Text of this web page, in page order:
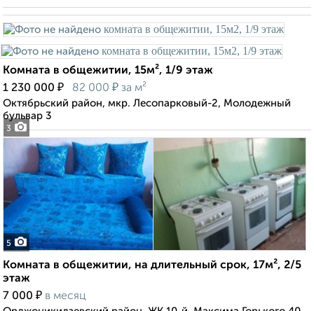
3
Комната в общежитии, 15м², 1/9 этаж
1 230 000 ₽ 82 000 ₽ за м²
Октябрьский район, мкр. Лесопарковый-2, Молодежный
бульвар 3
5
Комната в общежитии, на длительный срок, 17м², 2/5
этаж
7 000 ₽ в месяц